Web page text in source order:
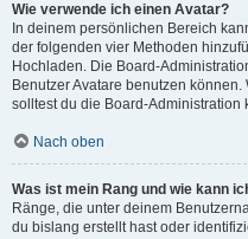
Wie verwende ich einen Avatar?
In deinem persönlichen Bereich
der folgenden vier Methoden
Hochladen. Die Board-
Benutzer Avatare benutzen
solltest du die Board-Administration
Nach oben
Was ist mein Rang und wie kann
Ränge, die unter deinem
du bislang erstellt hast oder